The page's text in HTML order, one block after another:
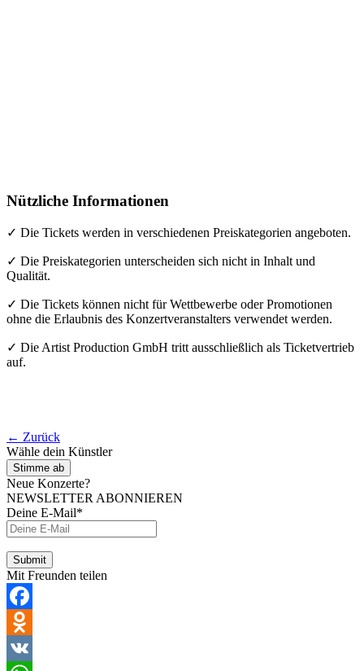
Nützliche Informationen
✓ Die Tickets werden in verschiedenen Preiskategorien angeboten.
✓ Die Preiskategorien unterscheiden sich nicht in Inhalt und
Qualität.
✓ Die Tickets können nicht für Wettbewerbe oder Promotionen
ohne die Erlaubnis des Konzertveranstalters verwendet werden.
✓ Die Artist Production GmbH tritt ausschließlich als Ticketvertrieb
auf.
← Zurück
Wähle dein Künstler
Stimme ab
Neue Konzerte?
NEWSLETTER ABONNIEREN
Deine E-Mail*
Mit Freunden teilen
Facebook
Odnoklassniki